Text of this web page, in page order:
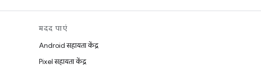
मदद पाएं
Android सहायता केंद्र
Pixel सहायता केंद्र